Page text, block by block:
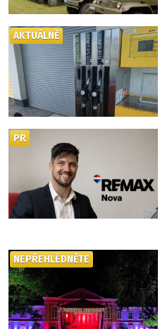
AKTUÁLNĚ
PR
NEPŘEHLÉDNĚTE